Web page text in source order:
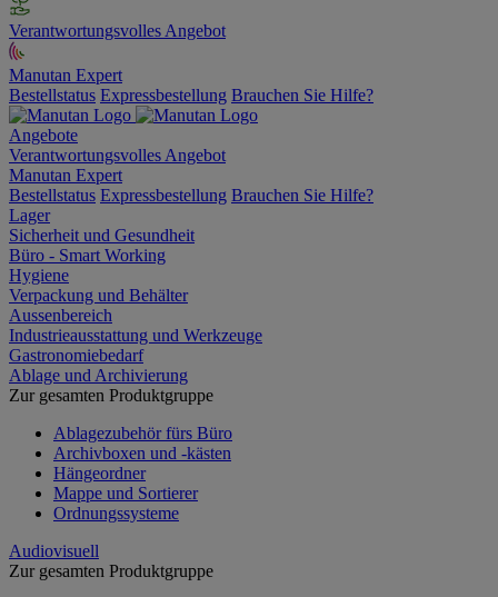
Verantwortungsvolles Angebot
Manutan Expert
Bestellstatus Expressbestellung Brauchen Sie Hilfe?
Angebote
Verantwortungsvolles Angebot
Manutan Expert
Bestellstatus Expressbestellung Brauchen Sie Hilfe?
Lager
Sicherheit und Gesundheit
Büro - Smart Working
Hygiene
Verpackung und Behälter
Aussenbereich
Industrieausstattung und Werkzeuge
Gastronomiebedarf
Ablage und Archivierung
Zur gesamten Produktgruppe
Ablagezubehör fürs Büro
Archivboxen und -kästen
Hängeordner
Mappe und Sortierer
Ordnungssysteme
Audiovisuell
Zur gesamten Produktgruppe